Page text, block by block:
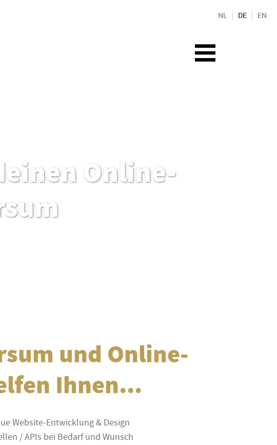
NL DE EN
Online-
und Online-
Ihnen...
Website-Entwicklung & Design
/ APIs bei Bedarf und Wunsch